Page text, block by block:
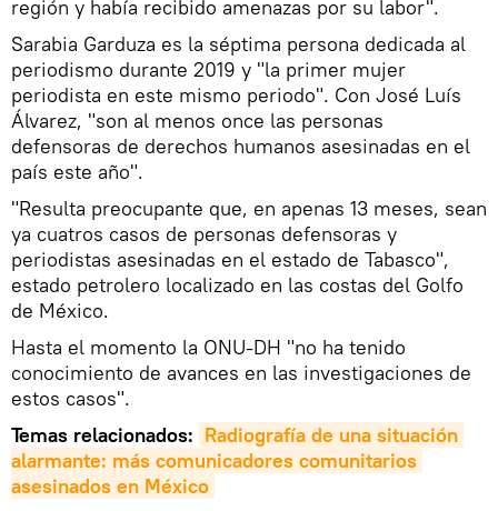
región y había recibido amenazas por su labor".
Sarabia Garduza es la séptima persona dedicada al
periodismo durante 2019 y "la primer mujer
periodista en este mismo periodo". Con José Luís
Álvarez, "son al menos once las personas
defensoras de derechos humanos asesinadas en el
país este año".
"Resulta preocupante que, en apenas 13 meses, sean
ya cuatros casos de personas defensoras y
periodistas asesinadas en el estado de Tabasco",
estado petrolero localizado en las costas del Golfo
de México.
Hasta el momento la ONU-DH "no ha tenido
conocimiento de avances en las investigaciones de
estos casos".
Temas relacionados: Radiografía de una situación
alarmante: más comunicadores comunitarios
asesinados en México